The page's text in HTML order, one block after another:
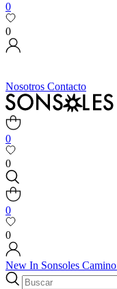
0
0
Nosotros Contacto
0
0
0
0
New In Sonsoles Camino